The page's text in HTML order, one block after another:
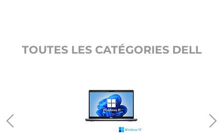
TOUTES LES CATÉGORIES DELL